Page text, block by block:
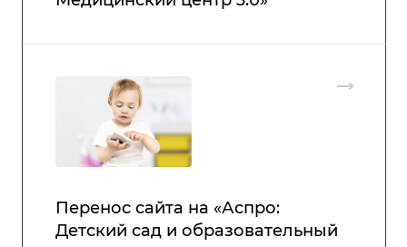
Перенос сайта на «Аспро:
Детский сад и образовательный